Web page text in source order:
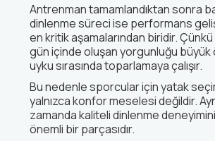
Antrenman tamamlandıktan sonra
dinlenme süreci ise performans
en kritik aşamalarından biridir.
gün içinde oluşan yorgunluğu büyük
uyku sırasında toparlamaya çalışır.
Bu nedenle sporcular için yatak
yalnızca konfor meselesi değildir.
zamanda kaliteli dinlenme
önemli bir parçasıdır.